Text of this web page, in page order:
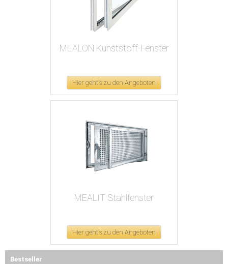
MEALON Kunststoff-Fenster
Hier geht's zu den Angeboten
MEALIT Stahlfenster
Hier geht's zu den Angeboten
Bestseller